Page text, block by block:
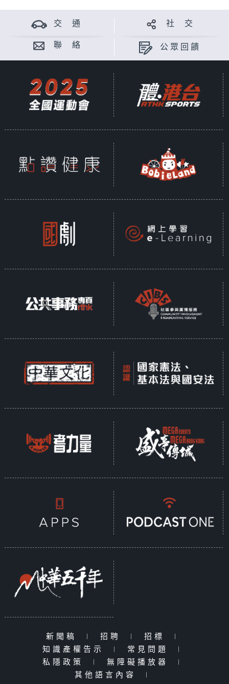
交 通 社 交
聯 絡 公眾回饋
新聞稿 | 招聘 | 招標
|
知識產權告示
| 常見問題
|
私隱政策
| 無障礙播放器
|
其他語言內容
|